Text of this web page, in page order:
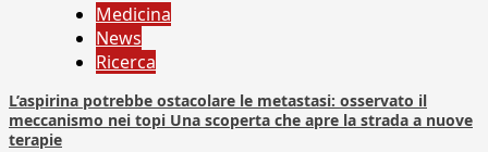
Medicina
News
Ricerca
L’aspirina potrebbe ostacolare le metastasi: osservato il
meccanismo nei topi Una scoperta che apre la strada a nuove
terapie